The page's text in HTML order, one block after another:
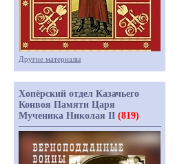
Другие материалы
Хопёрский отдел Казачьего
Конвоя Памяти Царя
Мученика Николая II (819)